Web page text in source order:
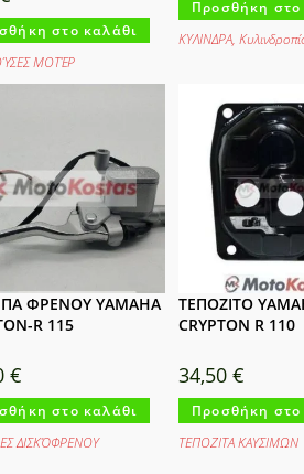
στο καλάθι
ΜΟΤΈΡ
Προσθήκη στο
ΚΥΛΙΝΔΡΑ,
ΦΡΕΝΟΥ YAMAHA
R 115
€
στο καλάθι
ΔΙΣΚΌΦΡΕΝΟΥ
ΤΕΠΟΖΙΤΟ
CRYPTON R 110
34,50€
Προσθήκη στο
ΤΕΠΟΖΙΤΑ ΚΑΥΣΙΜΩΝ